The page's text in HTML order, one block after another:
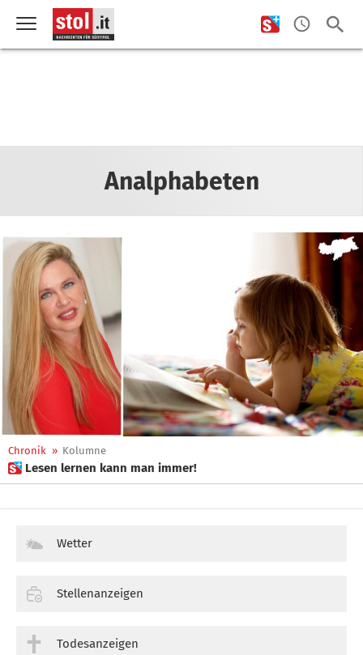
Analphabeten
Chronik » Kolumne
 Lesen lernen kann man immer!
Wetter
Stellenanzeigen
Todesanzeigen